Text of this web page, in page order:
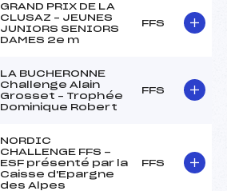
GRAND PRIX DE LA
CLUSAZ – JEUNES
JUNIORS SENIORS
DAMES 2e m
FFS
LA BUCHERONNE
Challenge Alain
Grosset – Trophée
Dominique Robert
FFS
NORDIC
CHALLENGE FFS -
ESF présenté par la
Caisse d'Epargne
des Alpes
FFS